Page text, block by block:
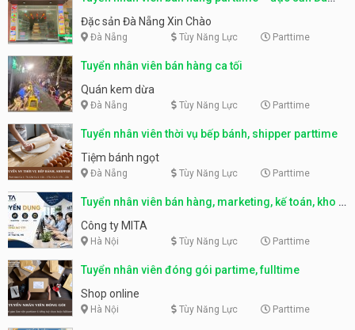
Nẵng
Đặc sản Đà Nẵng Xin Chào
Đà Nẵng Tùy Năng Lực Parttime
Tuyển nhân viên bán hàng ca tối
Quán kem dừa
Đà Nẵng Tùy Năng Lực Parttime
Tuyển nhân viên thời vụ bếp bánh, shipper parttime
Tiệm bánh ngọt
Đà Nẵng Tùy Năng Lực Parttime
Tuyển nhân viên bán hàng, marketing, kế toán, kho –
parttime, fulltime
Công ty MITA
Hà Nội Tùy Năng Lực Parttime
Tuyển nhân viên đóng gói partime, fulltime
Shop online
Hà Nội Tùy Năng Lực Parttime